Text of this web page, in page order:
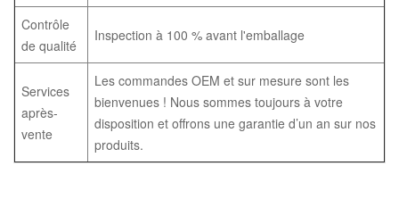
Contrôle
de qualité
Inspection à 100 % avant l'emballage
Services
après-
vente
Les commandes OEM et sur mesure sont les
bienvenues ! Nous sommes toujours à votre
disposition et offrons une garantie d’un an sur nos
produits.